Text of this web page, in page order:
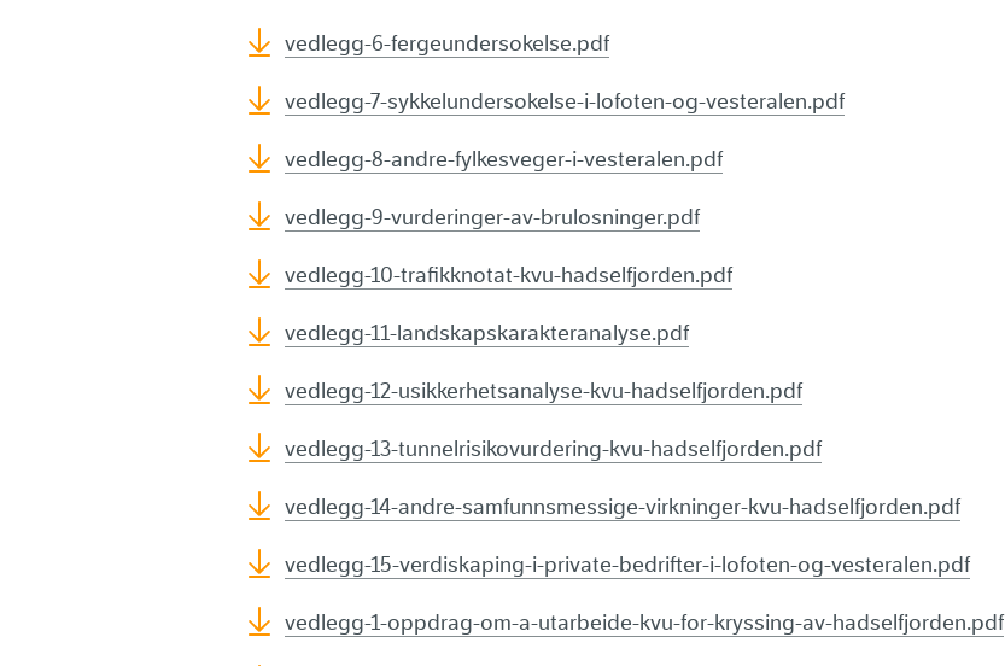
vedlegg-6-fergeundersokelse.pdf
vedlegg-7-sykkelundersokelse-i-lofoten-og-vesteralen.pdf
vedlegg-8-andre-fylkesveger-i-vesteralen.pdf
vedlegg-9-vurderinger-av-brulosninger.pdf
vedlegg-10-trafikknotat-kvu-hadselfjorden.pdf
vedlegg-11-landskapskarakteranalyse.pdf
vedlegg-12-usikkerhetsanalyse-kvu-hadselfjorden.pdf
vedlegg-13-tunnelrisikovurdering-kvu-hadselfjorden.pdf
vedlegg-14-andre-samfunnsmessige-virkninger-kvu-hadselfjorden.pdf
vedlegg-15-verdiskaping-i-private-bedrifter-i-lofoten-og-vesteralen.pdf
vedlegg-1-oppdrag-om-a-utarbeide-kvu-for-kryssing-av-hadselfjorden.pdf